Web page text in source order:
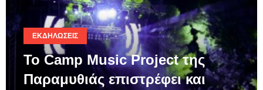
ΕΚΔΗΛΏΣΕΙΣ
Το Camp Music Project της
Παραμυθιάς επιστρέφει και